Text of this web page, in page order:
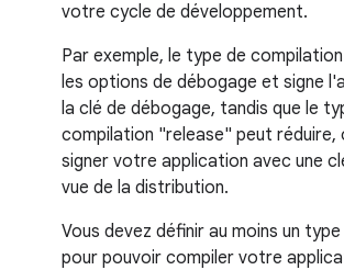
votre cycle de développement.
Par exemple, le type de
les options de débogage et signe
la clé de débogage, tandis que le
compilation "release" peut réduire,
signer votre application avec une
vue de la distribution.
Vous devez définir au moins un
pour pouvoir compiler votre